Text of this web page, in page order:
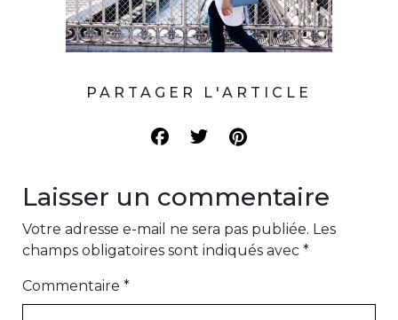
PARTAGER L'ARTICLE
Laisser un commentaire
Votre adresse e-mail ne sera pas publiée. Les
champs obligatoires sont indiqués avec *
Commentaire *